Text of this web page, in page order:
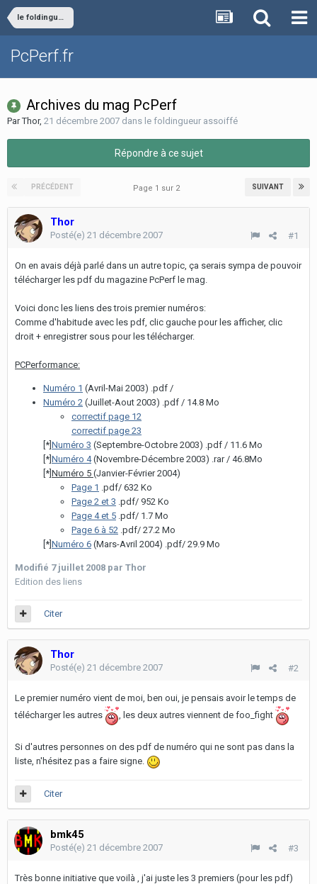
le foldingueur assoiffé
PcPerf.fr
Archives du mag PcPerf
ParThor, 21 décembre 2007 dans le foldingueur assoiffé
Répondre à ce sujet
PRÉCÉDENT SUIVANT
Page 1 sur 2
Thor
#1
Posté(e) 21 décembre 2007
On en avais déjà parlé dans un autre topic, ça serais sympa de pouvoir
télécharger les pdf du magazine PcPerf le mag.
Voici donc les liens des trois premier numéros:
Comme d'habitude avec les pdf, clic gauche pour les afficher, clic
droit + enregistrer sous pour les télécharger.
PCPerformance:
Numéro 1 (Avril-Mai 2003) .pdf /
Numéro 2 (Juillet-Aout 2003) .pdf / 14.8 Mo
correctif page 12
correctif page 23
[*] Numéro 3 (Septembre-Octobre 2003) .pdf / 11.6 Mo
[*] Numéro 4(Novembre-Décembre 2003) .rar / 46.8Mo
[*] Numéro 5 (Janvier-Février 2004)
Page 1 .pdf/ 632 Ko
Page 2 et 3 .pdf/ 952 Ko
Page 4 et 5 .pdf/ 1.7 Mo
Page 6 à 52 .pdf/ 27.2 Mo
[*] Numéro 6 (Mars-Avril 2004) .pdf/ 29.9 Mo
Modifié 7 juillet 2008 par Thor
Edition des liens
Citer
Thor
#2
Posté(e) 21 décembre 2007
Le premier numéro vient de moi, ben oui, je pensais avoir le temps de
télécharger les autres
, les deux autres viennent de foo_fight
Si d'autres personnes on des pdf de numéro qui ne sont pas dans la
liste, n'hésitez pas a faire signe.
Citer
bmk45
#3
Posté(e) 21 décembre 2007
Très bonne initiative que voilà , j'ai juste les 3 premiers (pour les pdf)